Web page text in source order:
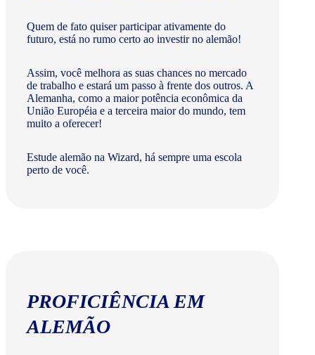
Quem de fato quiser participar ativamente do
futuro, está no rumo certo ao investir no alemão!
Assim, você melhora as suas chances no mercado
de trabalho e estará um passo à frente dos outros. A
Alemanha, como a maior potência econômica da
União Européia e a terceira maior do mundo, tem
muito a oferecer!​
Estude alemão na Wizard, há sempre uma escola
perto de você.
PROFICIÊNCIA EM
ALEMÃO